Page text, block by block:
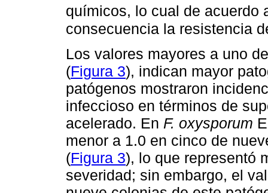
químicos, lo cual de acuerdo
consecuencia la resistencia
Los valores mayores a uno
(Figura 3), indican mayor
patógenos mostraron
infeccioso en términos de
acelerado. En F. oxysporum
menor a 1.0 en cinco de
(Figura 3), lo que representó
severidad; sin embargo, el